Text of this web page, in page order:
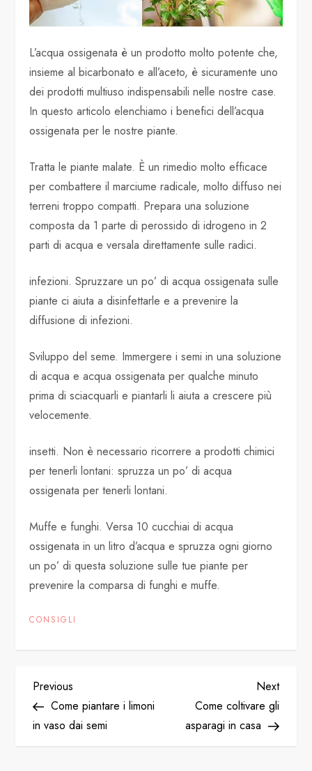
L’acqua ossigenata è un prodotto molto potente che,
insieme al bicarbonato e all’aceto, è sicuramente uno
dei prodotti multiuso indispensabili nelle nostre case.
In questo articolo elenchiamo i benefici dell’acqua
ossigenata per le nostre piante.
Tratta le piante malate. È un rimedio molto efficace
per combattere il marciume radicale, molto diffuso nei
terreni troppo compatti. Prepara una soluzione
composta da 1 parte di perossido di idrogeno in 2
parti di acqua e versala direttamente sulle radici.
infezioni. Spruzzare un po’ di acqua ossigenata sulle
piante ci aiuta a disinfettarle e a prevenire la
diffusione di infezioni.
Sviluppo del seme. Immergere i semi in una soluzione
di acqua e acqua ossigenata per qualche minuto
prima di sciacquarli e piantarli li aiuta a crescere più
velocemente.
insetti. Non è necessario ricorrere a prodotti chimici
per tenerli lontani: spruzza un po’ di acqua
ossigenata per tenerli lontani.
Muffe e funghi. Versa 10 cucchiai di acqua
ossigenata in un litro d’acqua e spruzza ogni giorno
un po’ di questa soluzione sulle tue piante per
prevenire la comparsa di funghi e muffe.
CONSIGLI
P
o
Previous
Post
Previous
Come piantare i limoni
in vaso dai semi
Next
Post
Next
Come coltivare gli
asparagi in casa